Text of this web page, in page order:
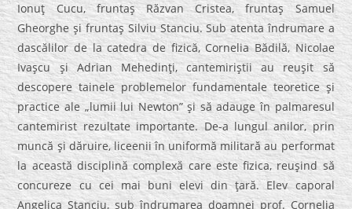
Ionuţ Cucu, fruntaş Răzvan Cristea, fruntaş Samuel
Gheorghe şi fruntaş Silviu Stanciu. Sub atenta îndrumare a
dascălilor de la catedra de fizică, Cornelia Bădilă, Nicolae
Ivaşcu şi Adrian Mehedinţi, cantemiriştii au reuşit să
descopere tainele problemelor fundamentale teoretice şi
practice ale „lumii lui Newton” şi să adauge în palmaresul
cantemirist rezultate importante. De-a lungul anilor, prin
muncă şi dăruire, liceenii în uniformă militară au performat
la această disciplină complexă care este fizica, reuşind să
concureze cu cei mai buni elevi din ţară. Elev caporal
Angelica Stanciu, sub îndrumarea doamnei prof. Cornelia